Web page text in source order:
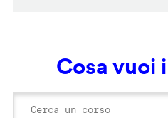
Cosa vuoi